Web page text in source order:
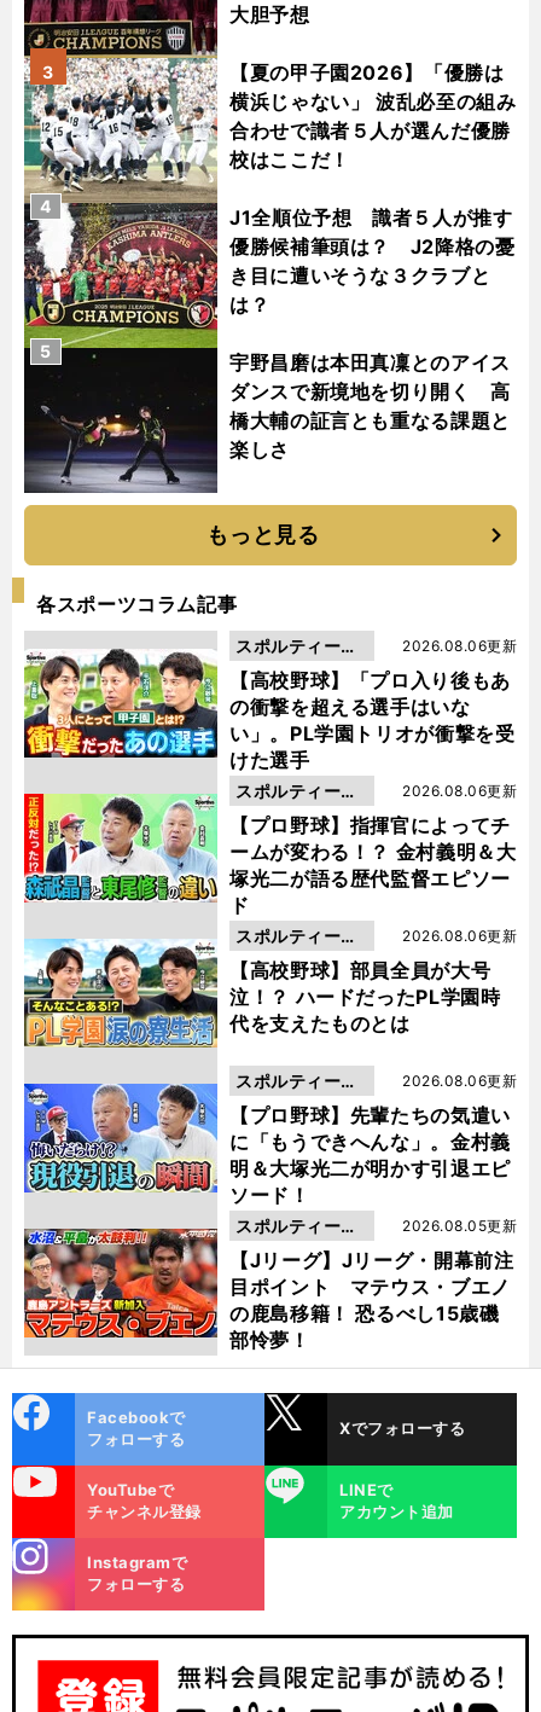
大胆予想
【夏の甲子園2026】「優勝は
横浜じゃない」 波乱必至の組み
合わせで識者５人が選んだ優勝
校はここだ！
3
J1全順位予想 識者５人が推す
優勝候補筆頭は？ J2降格の憂
き目に遭いそうな３クラブと
は？
4
宇野昌磨は本田真凜とのアイス
ダンスで新境地を切り開く 高
橋大輔の証言とも重なる課題と
楽しさ
5
もっと見る
各スポーツコラム記事
【高校野球】「プロ入り後もあ
の衝撃を超える選手はいな
い」。PL学園トリオが衝撃を受
けた選手
2026.08.06更新
スポルティーバ
動画
【プロ野球】指揮官によってチ
ームが変わる！？ 金村義明＆大
塚光二が語る歴代監督エピソー
ド
2026.08.06更新
スポルティーバ
動画
【高校野球】部員全員が大号
泣！？ ハードだったPL学園時
代を支えたものとは
2026.08.06更新
スポルティーバ
動画
【プロ野球】先輩たちの気遣い
に「もうできへんな」。金村義
明＆大塚光二が明かす引退エピ
ソード！
2026.08.06更新
スポルティーバ
動画
【Jリーグ】Jリーグ・開幕前注
目ポイント マテウス・ブエノ
の鹿島移籍！ 恐るべし15歳磯
部怜夢！
2026.08.05更新
スポルティーバ
動画
ok
Facebookで
フォローする
Xでフォローする
YouTubeで
チャンネル登録
LINE
LINEで
アカウント追加
m
Instagramで
フォローする